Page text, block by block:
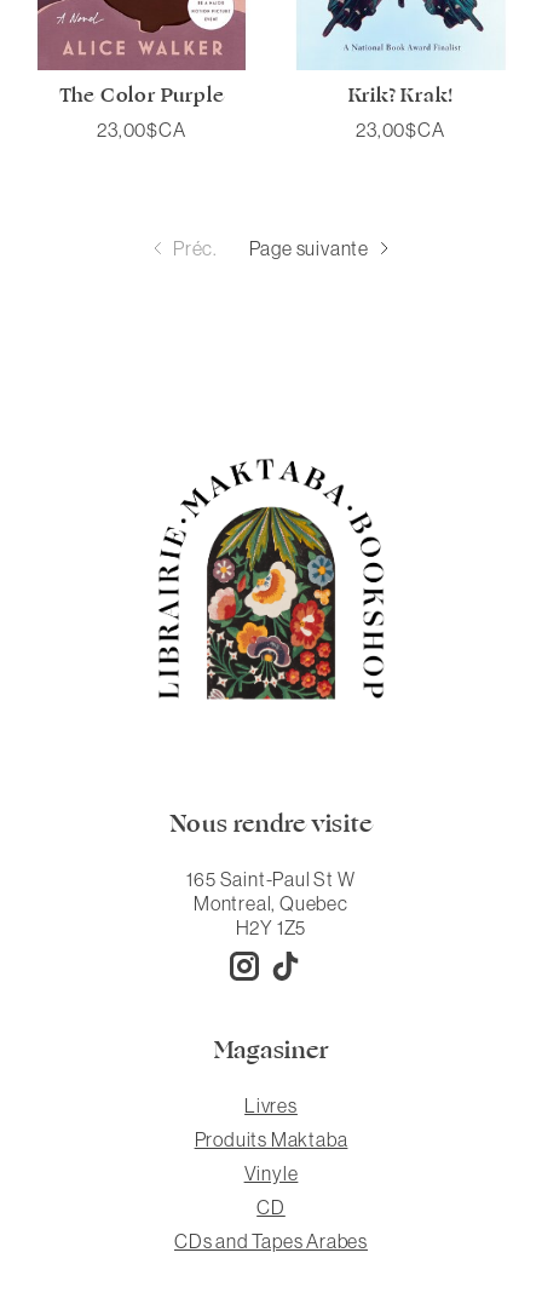
The Color Purple
23,00$CA
Krik? Krak!
23,00$CA
Préc. Page suivante
Nous rendre visite
165 Saint-Paul St W
Montreal, Quebec
H2Y 1Z5
Magasiner
Livres
Produits Maktaba
Vinyle
CD
CDs and Tapes Arabes